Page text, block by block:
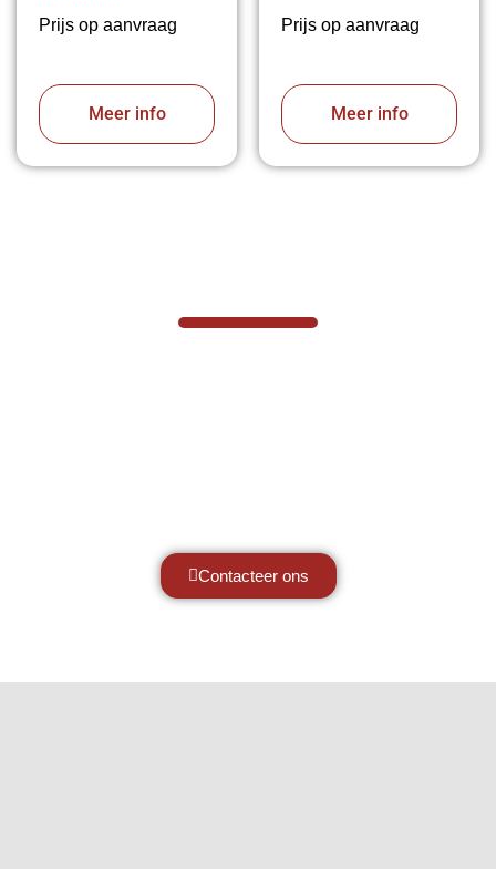
Prijs op aanvraag
Meer info
Prijs op aanvraag
Meer info
Contacteer ons